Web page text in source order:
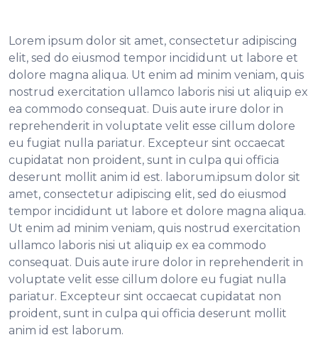
Lorem ipsum dolor sit amet, consectetur adipiscing
elit, sed do eiusmod tempor incididunt ut labore et
dolore magna aliqua. Ut enim ad minim veniam, quis
nostrud exercitation ullamco laboris nisi ut aliquip ex
ea commodo consequat. Duis aute irure dolor in
reprehenderit in voluptate velit esse cillum dolore
eu fugiat nulla pariatur. Excepteur sint occaecat
cupidatat non proident, sunt in culpa qui officia
deserunt mollit anim id est. laborum.ipsum dolor sit
amet, consectetur adipiscing elit, sed do eiusmod
tempor incididunt ut labore et dolore magna aliqua.
Ut enim ad minim veniam, quis nostrud exercitation
ullamco laboris nisi ut aliquip ex ea commodo
consequat. Duis aute irure dolor in reprehenderit in
voluptate velit esse cillum dolore eu fugiat nulla
pariatur. Excepteur sint occaecat cupidatat non
proident, sunt in culpa qui officia deserunt mollit
anim id est laborum.